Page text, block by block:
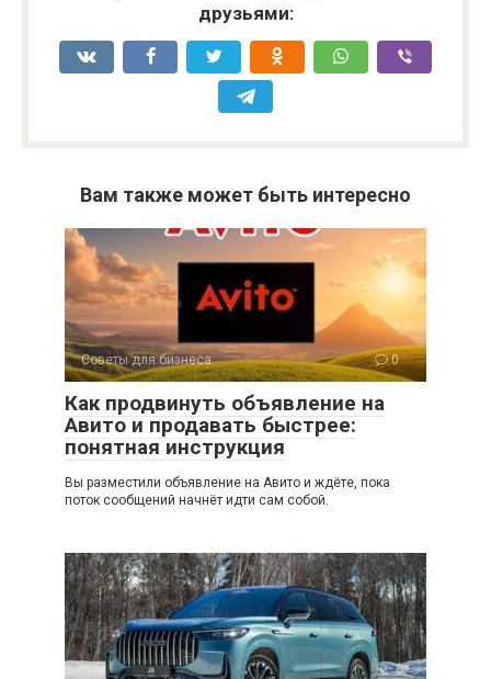
друзьями:
Вам также может быть интересно
Советы для бизнеса 0
Как продвинуть объявление на
Авито и продавать быстрее:
понятная инструкция
Вы разместили объявление на Авито и ждёте, пока
поток сообщений начнёт идти сам собой.